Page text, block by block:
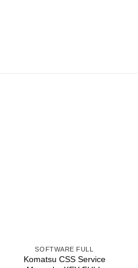
SOFTWARE FULL
Komatsu CSS Service